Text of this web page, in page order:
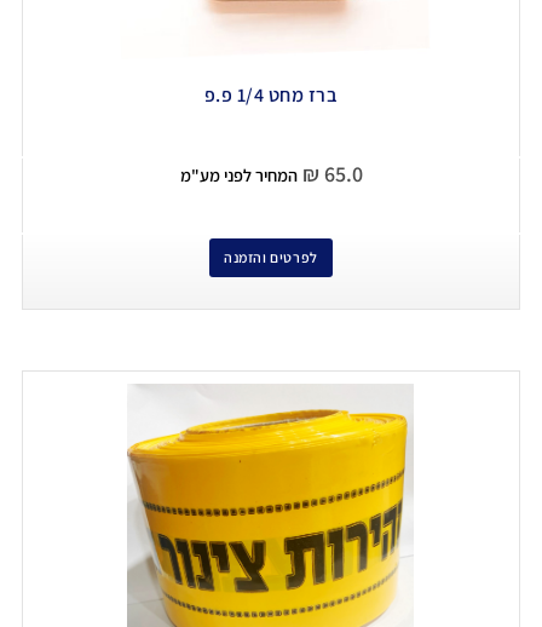
ברז מחט 1/4 פ.פ
₪ 65.0 המחיר לפני מע"מ
לפרטים והזמנה